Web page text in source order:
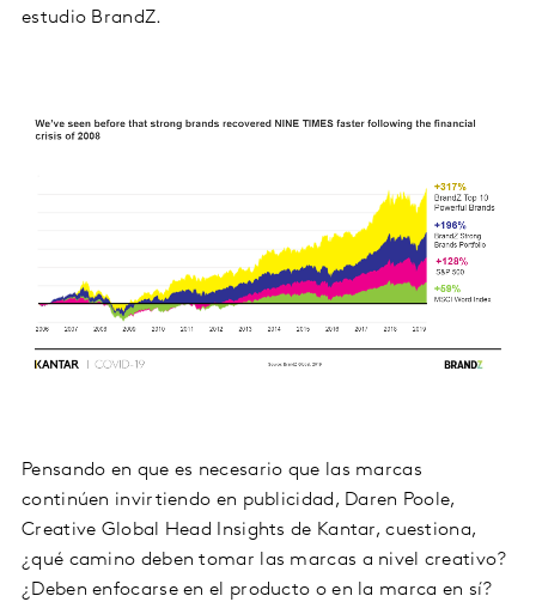
estudio BrandZ.
Pensando en que es necesario que las marcas
continúen invirtiendo en publicidad, Daren Poole,
Creative Global Head Insights de Kantar, cuestiona,
¿qué camino deben tomar las marcas a nivel creativo?
¿Deben enfocarse en el producto o en la marca en sí?